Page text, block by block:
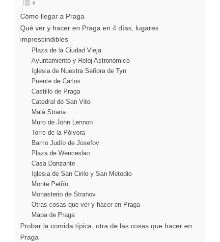
Cómo llegar a Praga
Qué ver y hacer en Praga en 4 días, lugares
imprescindibles
Plaza de la Ciudad Vieja
Ayuntamiento y Reloj Astronómico
Iglesia de Nuestra Señora de Tyn
Puente de Carlos
Castillo de Praga
Catedral de San Vito
Malá Strana
Muro de John Lennon
Torre de la Pólvora
Barrio Judío de Josefov
Plaza de Wenceslao
Casa Danzante
Iglesia de San Cirilo y San Metodio
Monte Petřín
Monasterio de Strahov
Otras cosas que ver y hacer en Praga
Mapa de Praga
Probar la comida típica, otra de las cosas que hacer en
Praga